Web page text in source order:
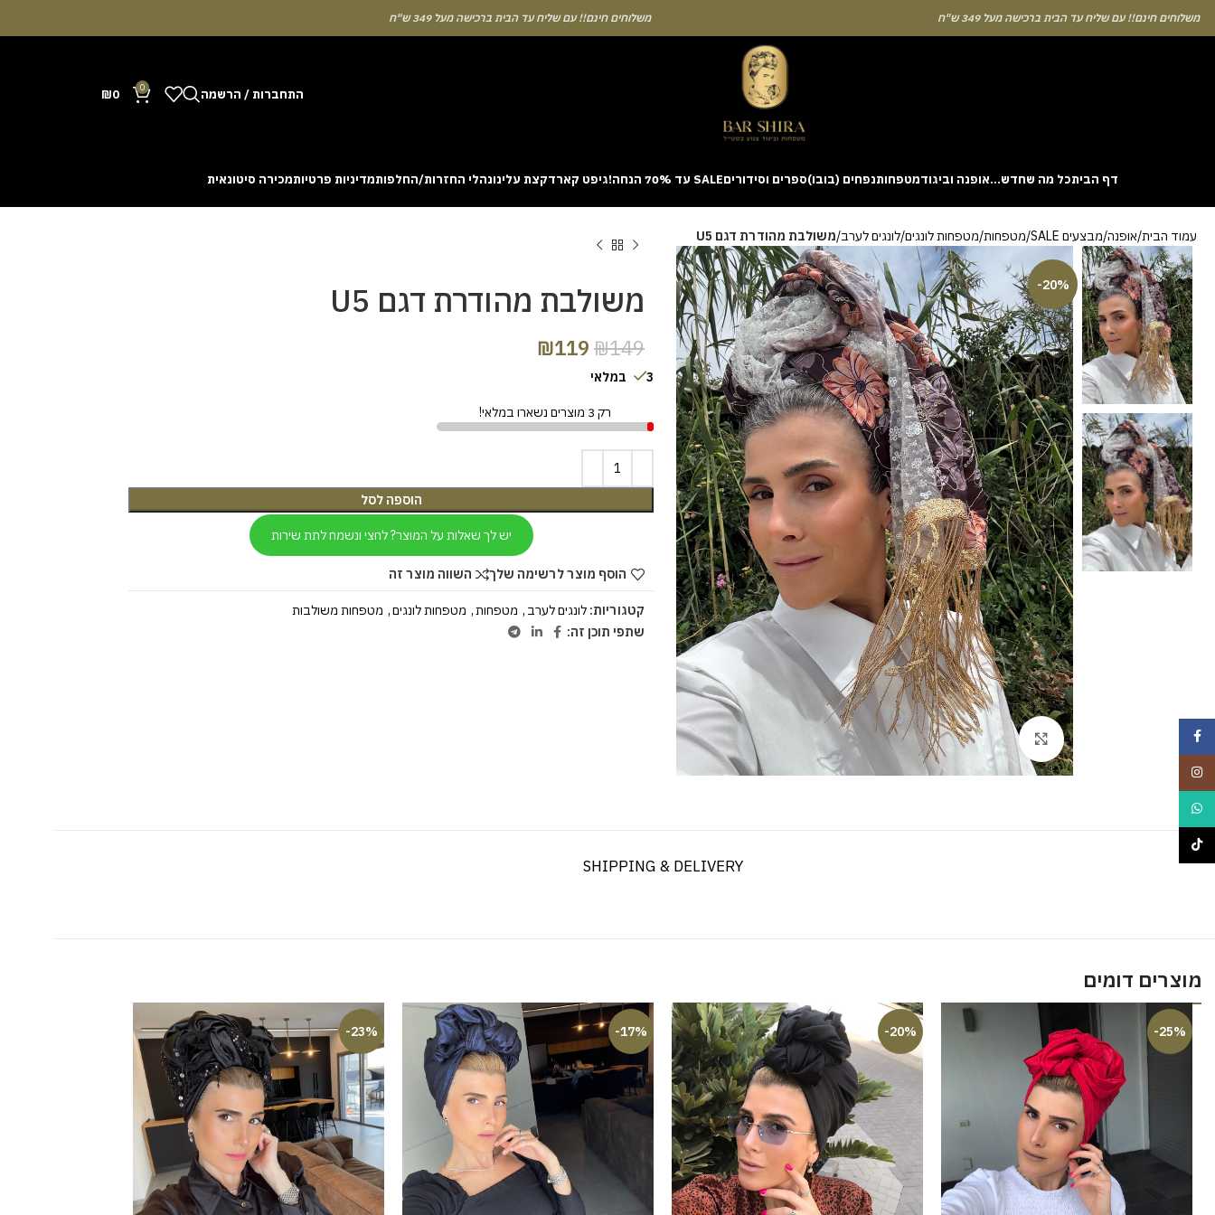
חינם!! עם שליח עד הבית ברכישה מעל 349 ש"ח משלוחים חינם!! עם שליח עד הבית ברכישה מעל 349 ש"ח
התחברות / הרשמה 0
₪0
דף הביתכל מה שחדש…אופנה וביגודמטפחותנפחים (בובו)ספרים וסידוריםSALE עד 70% הנחה! גיפט קארדקצת עלינונהלי החזרות/החלפותמדיניות פרטיותמכירה סיטונאית
cash out before a rising multiplier disappears from view. Learning the rhythm can take a few attempts. A helpful way to begin without risk is to use the Aviator demo mode and familiarise yourself
with the interface. Some enthusiasts share tactics on sites like [aviatordreamliner.com] where they discuss the statistical probability of long sessions. Reading these guides often reveals how the
provably fair system guarantees genuine randomness for every single bet you decide to place.
עמוד הבית אופנה מבצעים SALE מטפחות מטפחות לונגים לונגים לערב משולבת מהודרת דגם U5
-20%
Click to enlarge
משולבת מהודרת דגם U5
₪149
₪119
3 במלאי
רק 3 מוצרים נשארו במלאי!
הוספה לסל
יש לך שאלות על המוצר? לחצי ונשמח לתת שירות
הוסף מוצר לרשימה שלך השווה מוצר זה
קטגוריות: לונגים לערב , מטפחות, מטפחות לונגים, מטפחות משולבות
שתפי תוכן זה:
SHIPPING & DELIVERY
מוצרים דומים
-25%
-20%
-17%
-23%